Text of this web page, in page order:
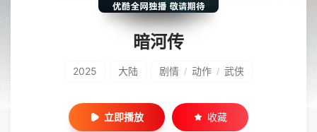
暗河传
2025 大陆 剧情 / 动作 / 武侠
立即播放 收藏